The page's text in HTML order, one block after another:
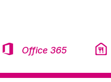
Office 365